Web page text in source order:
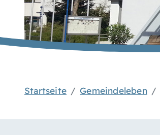
Startseite Gemeindeleben